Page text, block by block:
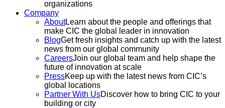
organizations
Company
AboutLearn about the people and offerings that
make CIC the global leader in innovation
BlogGet fresh insights and catch up with the latest
news from our global community
CareersJoin our global team and help shape the
future of innovation at scale
PressKeep up with the latest news from CIC’s
global locations
Partner With UsDiscover how to bring CIC to your
building or city